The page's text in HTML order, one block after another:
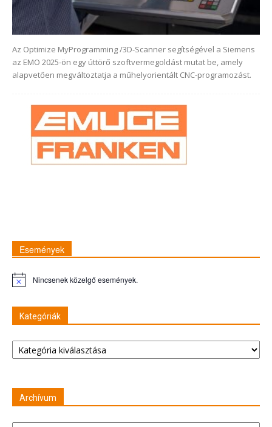
Az Optimize MyProgramming /3D-Scanner segítségével a Siemens
az EMO 2025-ön egy úttörő szoftvermegoldást mutat be, amely
alapvetően megváltoztatja a műhelyorientált CNC-programozást.
Események
Figyelmeztetés
Nincsenek közelgő események.
Kategóriák
Kategóriák
Archívum
Archívum